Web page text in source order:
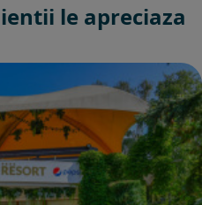
le apreciaza